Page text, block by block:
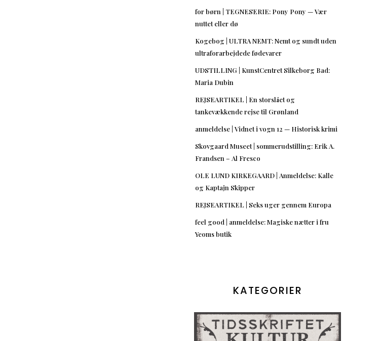
for børn | TEGNESERIE: Pony Pony — Vær
nuttet eller dø
Kogebog | ULTRA NEMT: Nemt og sundt uden
ultraforarbejdede fødevarer
UDSTILLING | KunstCentret Silkeborg Bad:
Maria Dubin
REJSEARTIKEL | En storslået og
tankevækkende rejse til Grønland
anmeldelse | Vidnet i vogn 12 — Historisk krimi
Skovgaard Museet | sommerudstilling: Erik A.
Frandsen – Al Fresco
OLE LUND KIRKEGAARD | Anmeldelse: Kalle
og Kaptajn Skipper
REJSEARTIKEL | Seks uger gennem Europa
feel good | anmeldelse: Magiske nætter i fru
Yeoms butik
KATEGORIER